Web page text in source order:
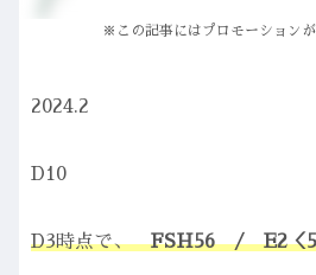
※この記事にはプロモーションが
2024.2
D10
D3時点で、FSH56 / E2